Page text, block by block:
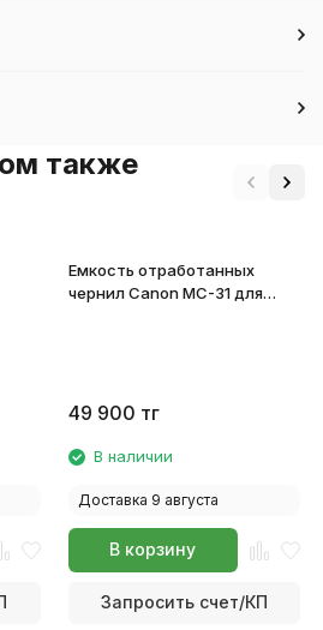
также
Емкость отработанных
чернил Canon MC-31 для
49 900 тг
В наличии
Доставка 9 августа
В корзину
Запросить счет/КП